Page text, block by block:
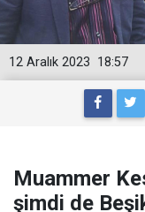
18:57
12 Aralık 2023
Muammer
şimdi de